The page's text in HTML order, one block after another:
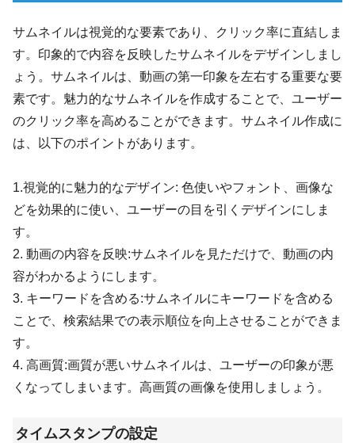
サムネイルは視覚的な要素であり、クリック率に直結しま
す。印象的で内容を反映したサムネイルをデザインしまし
ょう。サムネイルは、動画の第一印象を左右する重要な要
素です。魅力的なサムネイルを作成することで、ユーザー
のクリック率を高めることができます。サムネイル作成に
は、以下のポイントがあります。
1.視覚的に魅力的なデザイン: 色使いやフォント、画像な
どを効果的に使い、ユーザーの目を引くデザインにしま
す。
2. 動画の内容を反映:サムネイルを見ただけで、動画の内
容がわかるようにします。
3. キーワードを含める:サムネイルにキーワードを含める
ことで、検索結果での表示順位を向上させることができま
す。
4. 高画質:画質が悪いサムネイルは、ユーザーの印象が悪
くなってしまいます。高画質の画像を使用しましょう。
タイムスタンプの設定